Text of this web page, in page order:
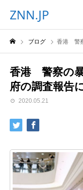
ZNN.JP
ブログ 香港 警察
香港 警察の
府の調査報告
2020.05.21